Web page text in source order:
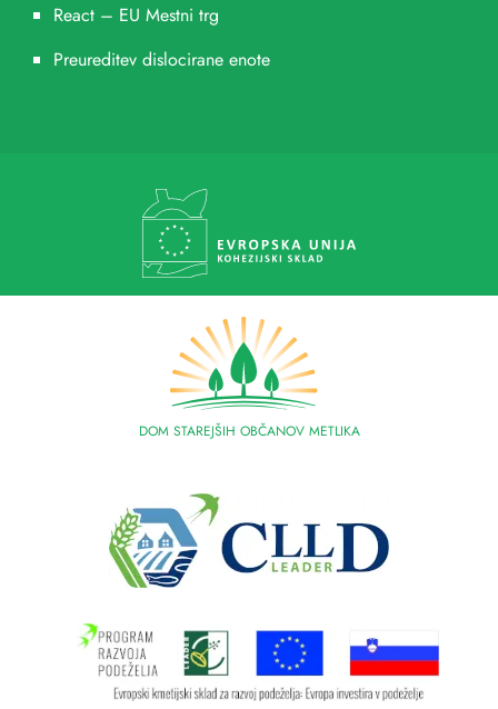
React – EU Mestni trg
Preureditev dislocirane enote
DOM STAREJŠIH OBČANOV METLIKA